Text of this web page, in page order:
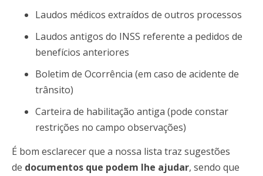
Laudos médicos extraídos de outros processos
Laudos antigos do INSS referente a pedidos de
benefícios anteriores
Boletim de Ocorrência (em caso de acidente de
trânsito)
Carteira de habilitação antiga (pode constar
restrições no campo observações)
É bom esclarecer que a nossa lista traz sugestões
de documentos que podem lhe ajudar, sendo que